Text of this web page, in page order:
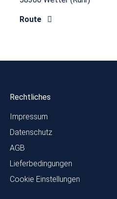
Route
Rechtliches
Impressum
Datenschutz
AGB
Lieferbedingungen
Cookie Einstellungen